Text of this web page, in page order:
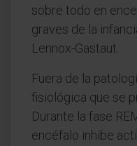
sobre todo en
graves de la
Lennox-Gastaut.
Fuera de la
fisiológica que se
Durante la fase
encéfalo inhibe